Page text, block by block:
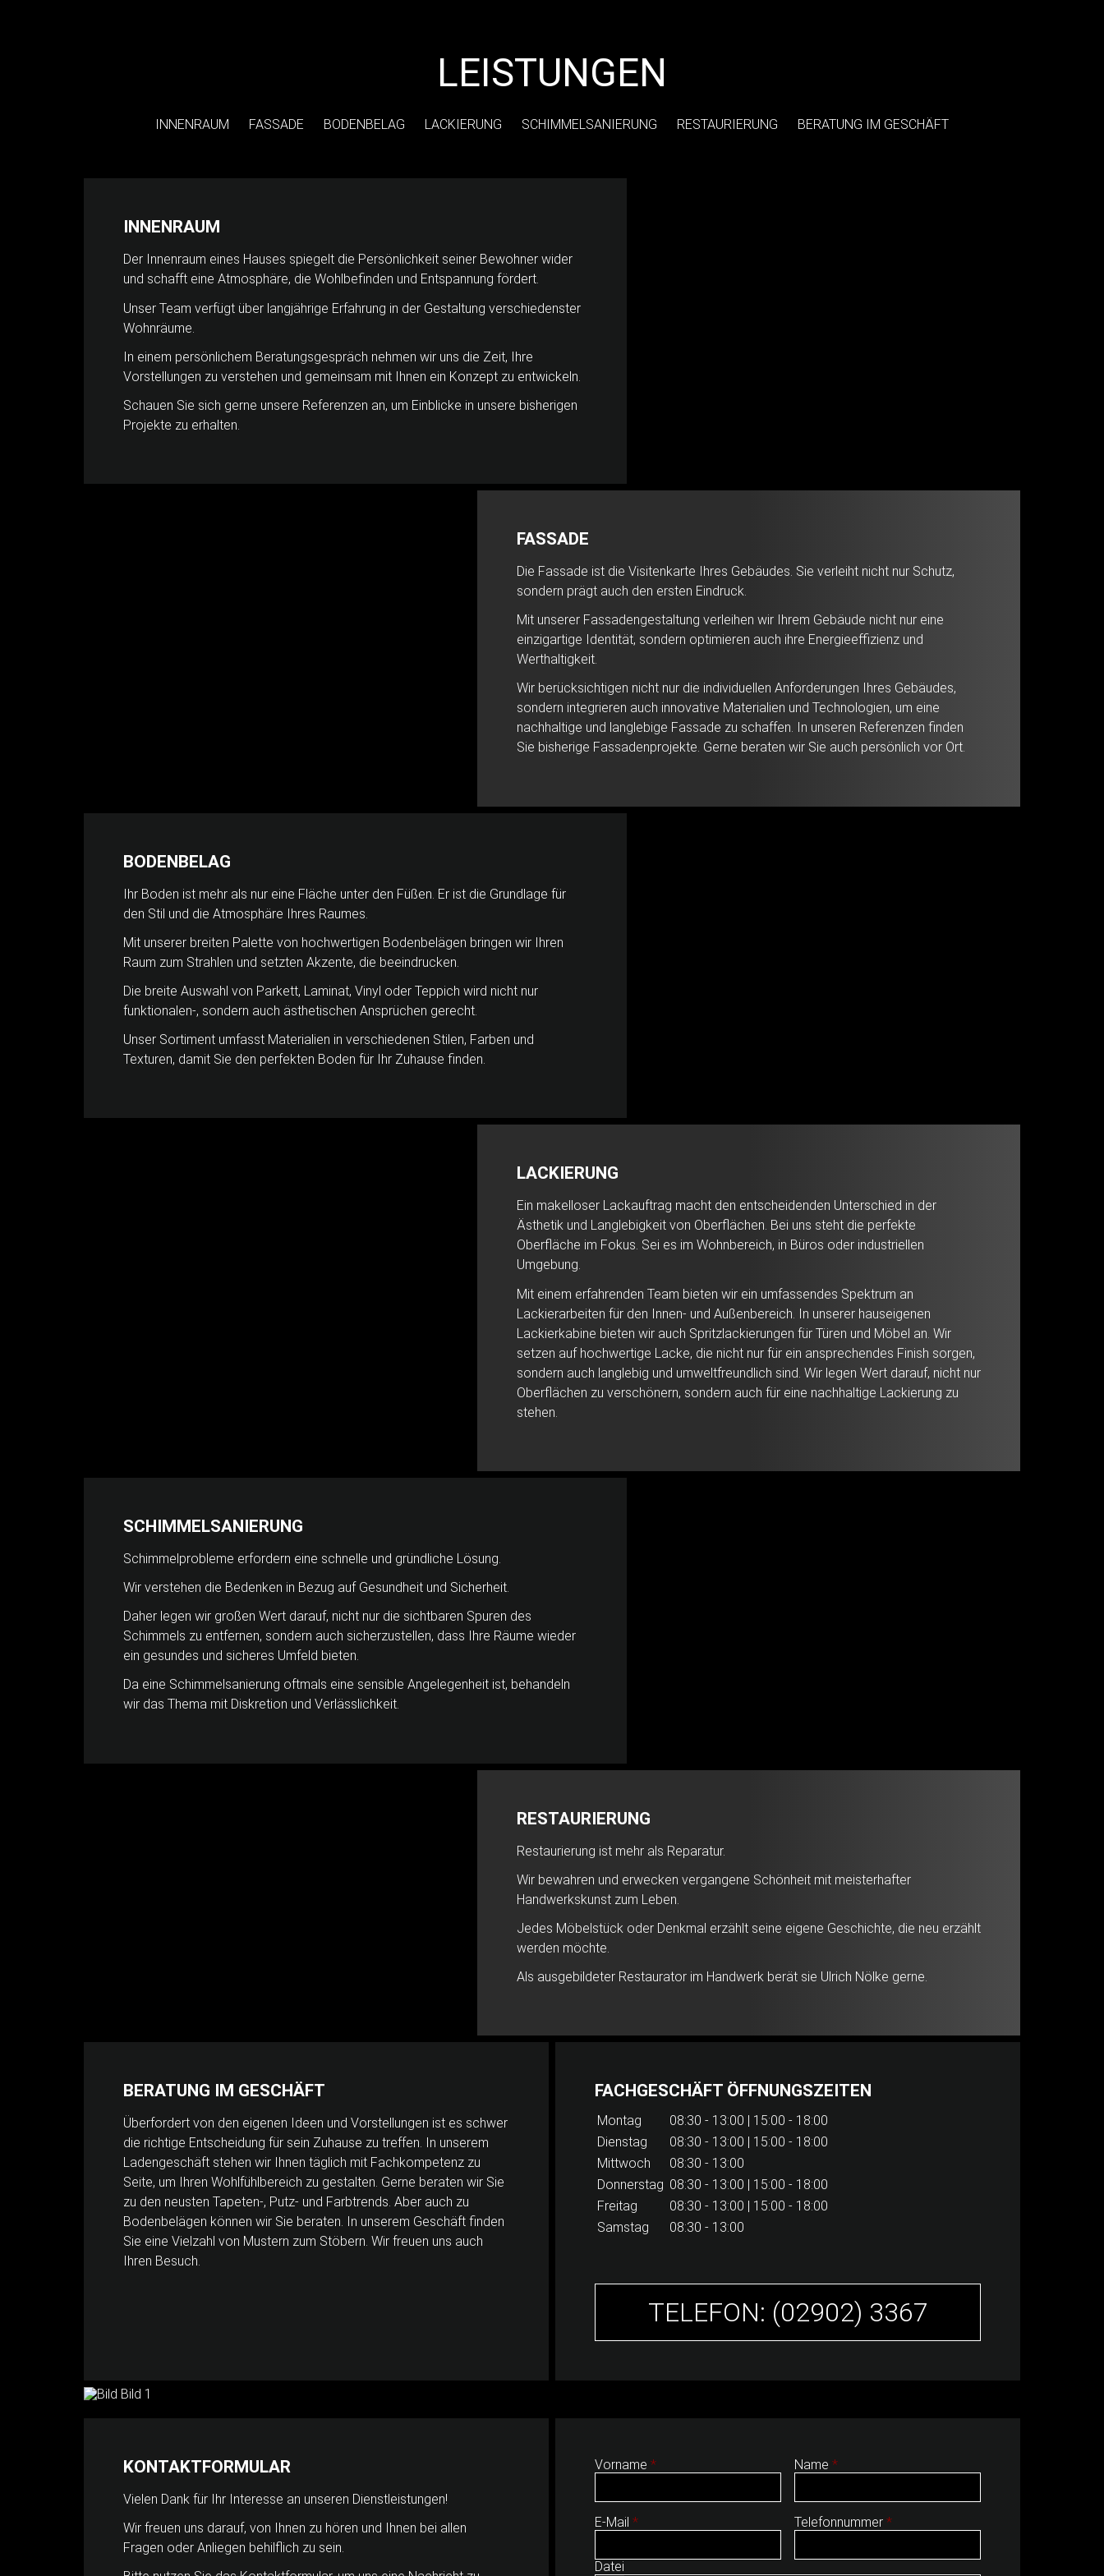
LEISTUNGEN
INNENRAUM FASSADE BODENBELAG LACKIERUNG SCHIMMELSANIERUNG RESTAURIERUNG BERATUNG IM GESCHÄFT
INNENRAUM
Der Innenraum eines Hauses spiegelt die Persönlichkeit seiner Bewohner wider
und schafft eine Atmosphäre, die Wohlbefinden und Entspannung fördert.
Unser Team verfügt über langjährige Erfahrung in der Gestaltung verschiedenster
Wohnräume.
In einem persönlichem Beratungsgespräch nehmen wir uns die Zeit, Ihre
Vorstellungen zu verstehen und gemeinsam mit Ihnen ein Konzept zu entwickeln.
Schauen Sie sich gerne unsere Referenzen an, um Einblicke in unsere bisherigen
Projekte zu erhalten.
FASSADE
Die Fassade ist die Visitenkarte Ihres Gebäudes. Sie verleiht nicht nur Schutz,
sondern prägt auch den ersten Eindruck.
Mit unserer Fassadengestaltung verleihen wir Ihrem Gebäude nicht nur eine
einzigartige Identität, sondern optimieren auch ihre Energieeffizienz und
Werthaltigkeit.
Wir berücksichtigen nicht nur die individuellen Anforderungen Ihres Gebäudes,
sondern integrieren auch innovative Materialien und Technologien, um eine
nachhaltige und langlebige Fassade zu schaffen. In unseren Referenzen finden
Sie bisherige Fassadenprojekte. Gerne beraten wir Sie auch persönlich vor Ort.
BODENBELAG
Ihr Boden ist mehr als nur eine Fläche unter den Füßen. Er ist die Grundlage für
den Stil und die Atmosphäre Ihres Raumes.
Mit unserer breiten Palette von hochwertigen Bodenbelägen bringen wir Ihren
Raum zum Strahlen und setzten Akzente, die beeindrucken.
Die breite Auswahl von Parkett, Laminat, Vinyl oder Teppich wird nicht nur
funktionalen-, sondern auch ästhetischen Ansprüchen gerecht.
Unser Sortiment umfasst Materialien in verschiedenen Stilen, Farben und
Texturen, damit Sie den perfekten Boden für Ihr Zuhause finden.
LACKIERUNG
Ein makelloser Lackauftrag macht den entscheidenden Unterschied in der
Ästhetik und Langlebigkeit von Oberflächen. Bei uns steht die perfekte
Oberfläche im Fokus. Sei es im Wohnbereich, in Büros oder industriellen
Umgebung.
Mit einem erfahrenden Team bieten wir ein umfassendes Spektrum an
Lackierarbeiten für den Innen- und Außenbereich. In unserer hauseigenen
Lackierkabine bieten wir auch Spritzlackierungen für Türen und Möbel an. Wir
setzen auf hochwertige Lacke, die nicht nur für ein ansprechendes Finish sorgen,
sondern auch langlebig und umweltfreundlich sind. Wir legen Wert darauf, nicht nur
Oberflächen zu verschönern, sondern auch für eine nachhaltige Lackierung zu
stehen.
SCHIMMELSANIERUNG
Schimmelprobleme erfordern eine schnelle und gründliche Lösung.
Wir verstehen die Bedenken in Bezug auf Gesundheit und Sicherheit.
Daher legen wir großen Wert darauf, nicht nur die sichtbaren Spuren des
Schimmels zu entfernen, sondern auch sicherzustellen, dass Ihre Räume wieder
ein gesundes und sicheres Umfeld bieten.
Da eine Schimmelsanierung oftmals eine sensible Angelegenheit ist, behandeln
wir das Thema mit Diskretion und Verlässlichkeit.
RESTAURIERUNG
Restaurierung ist mehr als Reparatur.
Wir bewahren und erwecken vergangene Schönheit mit meisterhafter
Handwerkskunst zum Leben.
Jedes Möbelstück oder Denkmal erzählt seine eigene Geschichte, die neu erzählt
werden möchte.
Als ausgebildeter Restaurator im Handwerk berät sie Ulrich Nölke gerne.
BERATUNG IM GESCHÄFT
Überfordert von den eigenen Ideen und Vorstellungen ist es schwer
die richtige Entscheidung für sein Zuhause zu treffen. In unserem
Ladengeschäft stehen wir Ihnen täglich mit Fachkompetenz zu
Seite, um Ihren Wohlfühlbereich zu gestalten. Gerne beraten wir Sie
zu den neusten Tapeten-, Putz- und Farbtrends. Aber auch zu
Bodenbelägen können wir Sie beraten. In unserem Geschäft finden
Sie eine Vielzahl von Mustern zum Stöbern. Wir freuen uns auch
Ihren Besuch.
FACHGESCHÄFT ÖFFNUNGSZEITEN
Montag
08:30 - 13:00 | 15:00 - 18:00
Dienstag
08:30 - 13:00 | 15:00 - 18:00
Mittwoch
08:30 - 13:00
Donnerstag 08:30 - 13:00 | 15:00 - 18:00
Freitag
08:30 - 13:00 | 15:00 - 18:00
Samstag
08:30 - 13:00
TELEFON: (02902) 3367
KONTAKTFORMULAR
Vielen Dank für Ihr Interesse an unseren Dienstleistungen!
Wir freuen uns darauf, von Ihnen zu hören und Ihnen bei allen
Fragen oder Anliegen behilflich zu sein.
Vorname * Name *
E-Mail * Telefonnummer *
Datei